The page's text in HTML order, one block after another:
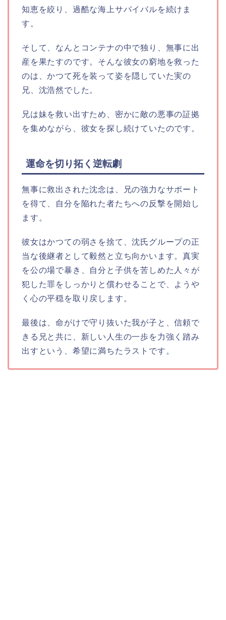
知恵を絞り、過酷な海上サバイバルを続けま
す。
そして、なんとコンテナの中で独り、無事に出
産を果たすのです。そんな彼女の窮地を救った
のは、かつて死を装って姿を隠していた実の
兄、沈浩然でした。
兄は妹を救い出すため、密かに敵の悪事の証拠
を集めながら、彼女を探し続けていたのです。
運命を切り拓く逆転劇
無事に救出された沈念は、兄の強力なサポート
を得て、自分を陥れた者たちへの反撃を開始し
ます。
彼女はかつての弱さを捨て、沈氏グループの正
当な後継者として毅然と立ち向かいます。真実
を公の場で暴き、自分と子供を苦しめた人々が
犯した罪をしっかりと償わせることで、ようや
く心の平穏を取り戻します。
最後は、命がけで守り抜いた我が子と、信頼で
きる兄と共に、新しい人生の一歩を力強く踏み
出すという、希望に満ちたラストです。